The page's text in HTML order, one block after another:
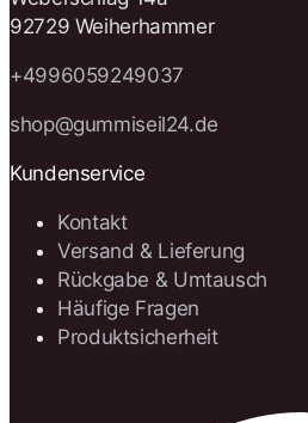
92729 Weiherhammer
+4996059249037
shop@gummiseil24.de
Kundenservice
Kontakt
Versand & Lieferung
Rückgabe & Umtausch
Häufige Fragen
Produktsicherheit